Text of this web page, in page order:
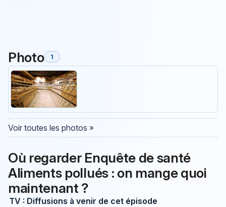
Photo 1
Voir toutes les photos »
Où regarder Enquête de santé
Aliments pollués : on mange quoi
maintenant ?
TV : Diffusions à venir de cet épisode